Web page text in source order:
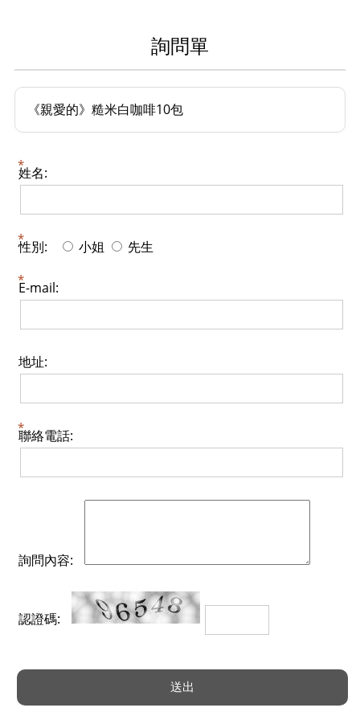
詢問單
《親愛的》糙米白咖啡10包
姓名:
性別: 小姐 先生
E-mail:
地址:
聯絡電話:
詢問內容:
認證碼: